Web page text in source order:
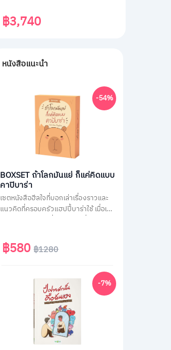
฿3,740
หนังสือแนะนำ
BOXSET ถ้าโลกมันแย่ ก็แค่คิดแบบ
คาปิบาร่า
เซตหนังสือฮีลใจที่บอกเล่าเรื่องราวและ
แนวคิดที่ครอบครัวแฮปปี้บาร่าใช้ เมื่อเจอ
เรื่องความรัก หรือเรื่องของสังคม รวม
กว่า 70 สถานการณ์ เพื่อเปลี่ยนมุมมอง
พร้อมของแถมสุดน่ารักแบบจัดเต็มทั้ง
สติกเกอร์ และที่คั่นคาปิบาร่า
-54%
฿580฿1280
-7%